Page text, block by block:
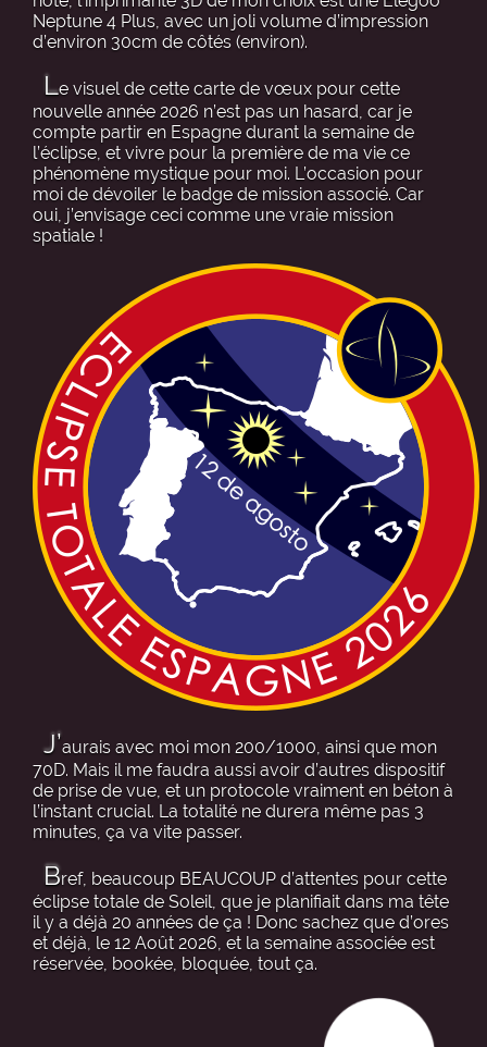
Neptune 4 Plus, avec un joli volume d’impression
d’environ 30cm de côtés (environ).
Le visuel de cette carte de vœux pour cette
nouvelle année 2026 n’est pas un hasard, car je
compte partir en Espagne durant la semaine de
l’éclipse, et vivre pour la première de ma vie ce
phénomène mystique pour moi. L’occasion pour
moi de dévoiler le badge de mission associé. Car
oui, j’envisage ceci comme une vraie mission
spatiale !
J’aurais avec moi mon 200/1000, ainsi que mon
70D. Mais il me faudra aussi avoir d’autres dispositif
de prise de vue, et un protocole vraiment en béton à
l’instant crucial. La totalité ne durera même pas 3
minutes, ça va vite passer.
Bref, beaucoup BEAUCOUP d’attentes pour cette
éclipse totale de Soleil, que je planifiait dans ma tête
il y a déjà 20 années de ça ! Donc sachez que d’ores
et déjà, le 12 Août 2026, et la semaine associée est
réservée, bookée, bloquée, tout ça.